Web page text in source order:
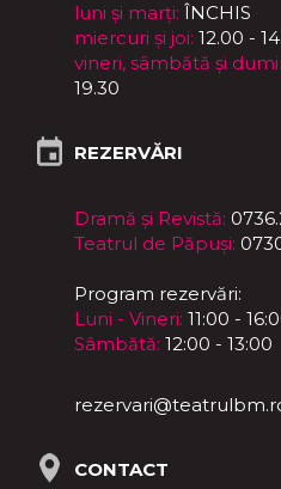
luni și marți: ÎNCHIS
miercuri și joi: 12.00 -
vineri, sâmbătă și
19.30
REZERVĂRI
Dramă și Revistă:
Teatrul de Păpuși:
Program rezervări:
Luni - Vineri: 11:00 -
Sâmbătă: 12:00 - 13:00
CONTACT